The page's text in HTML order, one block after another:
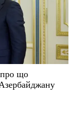
про що